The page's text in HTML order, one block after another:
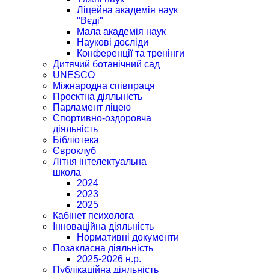
Ліцейна академія наук
"Вєді"
Мала академія наук
Наукові досліди
Конференції та тренінги
Дитячий ботанічний сад
UNESCO
Міжнародна співпраця
Проєктна діяльність
Парламент ліцею
Спортивно-оздоровча
діяльність
Бібліотека
Євроклуб
Літня інтелектуальна
школа
2024
2023
2025
Кабінет психолога
Інноваційна діяльність
Нормативні документи
Позакласна діяльність
2025-2026 н.р.
Публікаційна діяльність